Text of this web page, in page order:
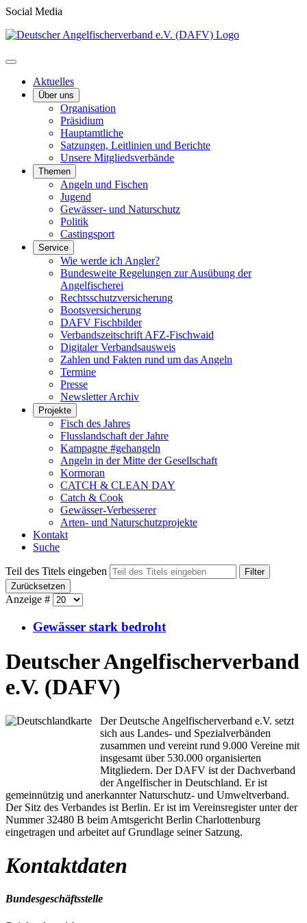
Social Media
Aktuelles
Über uns
Organisation
Präsidium
Hauptamtliche
Satzungen, Leitlinien und Berichte
Unsere Mitgliedsverbände
Themen
Angeln und Fischen
Jugend
Gewässer- und Naturschutz
Politik
Castingsport
Service
Wie werde ich Angler?
Bundesweite Regelungen zur Ausübung der
Angelfischerei
Rechtsschutzversicherung
Bootsversicherung
DAFV Fischbilder
Verbandszeitschrift AFZ-Fischwaid
Digitaler Verbandsausweis
Zahlen und Fakten rund um das Angeln
Termine
Presse
Newsletter Archiv
Projekte
Fisch des Jahres
Flusslandschaft der Jahre
Kampagne #gehangeln
Angeln in der Mitte der Gesellschaft
Kormoran
CATCH & CLEAN DAY
Catch & Cook
Gewässer-Verbesserer
Arten- und Naturschutzprojekte
Kontakt
Suche
Teil des Titels eingeben
Filter
Zurücksetzen
Anzeige #
Gewässer stark bedroht
Deutscher Angelfischerverband
e.V. (DAFV)
Der Deutsche Angelfischerverband e.V. setzt
sich aus Landes- und Spezialverbänden
zusammen und vereint rund 9.000 Vereine mit
insgesamt über 530.000 organisierten
Mitgliedern. Der DAFV ist der Dachverband
der Angelfischer in Deutschland. Er ist
gemeinnützig und anerkannter Naturschutz- und Umweltverband.
Der Sitz des Verbandes ist Berlin. Er ist im Vereinsregister unter der
Nummer 32480 B beim Amtsgericht Berlin Charlottenburg
eingetragen und arbeitet auf Grundlage seiner Satzung.
Kontaktdaten
Bundesgeschäftsstelle